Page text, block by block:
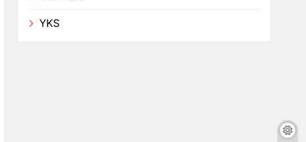
YKS